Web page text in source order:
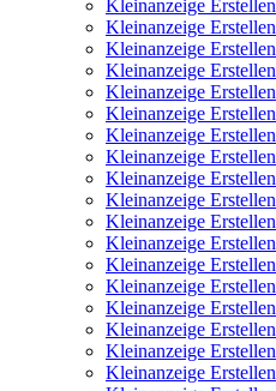
Kleinanzeige Erstellen
Kleinanzeige Erstellen
Kleinanzeige Erstellen
Kleinanzeige Erstellen
Kleinanzeige Erstellen
Kleinanzeige Erstellen
Kleinanzeige Erstellen
Kleinanzeige Erstellen
Kleinanzeige Erstellen
Kleinanzeige Erstellen
Kleinanzeige Erstellen
Kleinanzeige Erstellen
Kleinanzeige Erstellen
Kleinanzeige Erstellen
Kleinanzeige Erstellen
Kleinanzeige Erstellen
Kleinanzeige Erstellen
Kleinanzeige Erstellen